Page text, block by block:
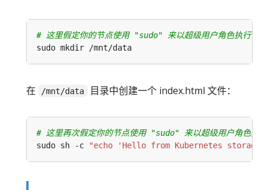
# 这里假定你的节点使用 "sudo" 来以超级用户角色执行命令
在 /mnt/data 目录中创建一个 index.html 文件：
# 这里再次假定你的节点使用 "sudo" 来以超级用户角色执
sudo sh -c
"echo 'Hello from Kubernetes